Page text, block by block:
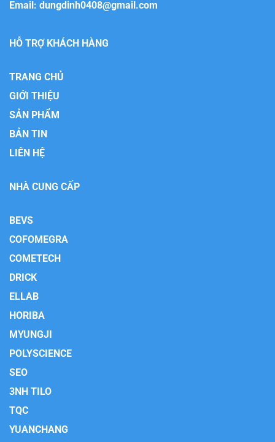
Email: dungdinh0408@gmail.com
HỖ TRỢ KHÁCH HÀNG
TRANG CHỦ
GIỚI THIỆU
SẢN PHẨM
BẢN TIN
LIÊN HỆ
NHÀ CUNG CẤP
BEVS
COFOMEGRA
COMETECH
DRICK
ELLAB
HORIBA
MYUNGJI
POLYSCIENCE
SEO
3NH TILO
TQC
YUANCHANG